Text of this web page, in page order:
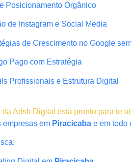
Posicionamento Orgânico
de Instagram e Social Media
de Crescimento no Google
Pago com Estratégia
Profissionais e Estrutura Digital
da Arish Digital está pronto para te
empresas em Piracicaba e em todo